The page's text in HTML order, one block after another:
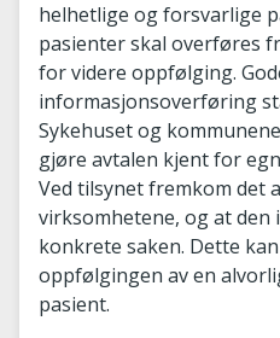
helhetlige og forsvarlige
pasienter skal overføres
for videre oppfølging.
informasjonsoverføring
Sykehuset og
gjøre avtalen kjent for
Ved tilsynet fremkom det
virksomhetene, og at den
konkrete saken. Dette
oppfølgingen av en
pasient.